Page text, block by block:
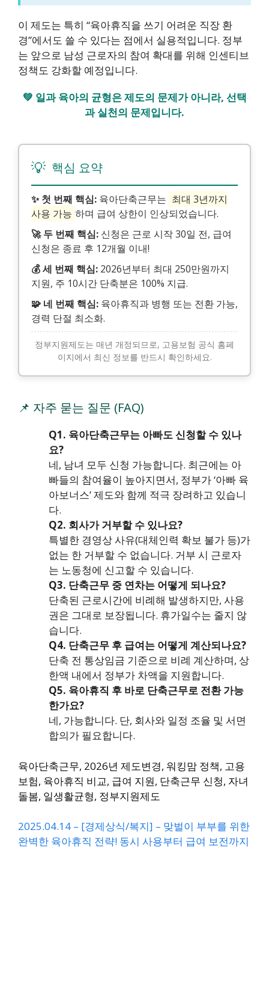
이 제도는 특히 “육아휴직을 쓰기 어려운 직장 환
경”에서도 쓸 수 있다는 점에서 실용적입니다. 정부
는 앞으로 남성 근로자의 참여 확대를 위해 인센티브
정책도 강화할 예정입니다.
💚 일과 육아의 균형은 제도의 문제가 아니라, 선택
과 실천의 문제입니다.
💡 핵심 요약
✨ 첫 번째 핵심: 육아단축근무는 최대 3년까지
사용 가능 하며 급여 상한이 인상되었습니다.
🚀 두 번째 핵심: 신청은 근로 시작 30일 전, 급여
신청은 종료 후 12개월 이내!
💰 세 번째 핵심: 2026년부터 최대 250만원까지
지원, 주 10시간 단축분은 100% 지급.
🧩 네 번째 핵심: 육아휴직과 병행 또는 전환 가능,
경력 단절 최소화.
정부지원제도는 매년 개정되므로, 고용보험 공식 홈페
이지에서 최신 정보를 반드시 확인하세요.
📌 자주 묻는 질문 (FAQ)
Q1. 육아단축근무는 아빠도 신청할 수 있나
요?
네, 남녀 모두 신청 가능합니다. 최근에는 아
빠들의 참여율이 높아지면서, 정부가 ‘아빠 육
아보너스’ 제도와 함께 적극 장려하고 있습니
다.
Q2. 회사가 거부할 수 있나요?
특별한 경영상 사유(대체인력 확보 불가 등)가
없는 한 거부할 수 없습니다. 거부 시 근로자
는 노동청에 신고할 수 있습니다.
Q3. 단축근무 중 연차는 어떻게 되나요?
단축된 근로시간에 비례해 발생하지만, 사용
권은 그대로 보장됩니다. 휴가일수는 줄지 않
습니다.
Q4. 단축근무 후 급여는 어떻게 계산되나요?
단축 전 통상임금 기준으로 비례 계산하며, 상
한액 내에서 정부가 차액을 지원합니다.
Q5. 육아휴직 후 바로 단축근무로 전환 가능
한가요?
네, 가능합니다. 단, 회사와 일정 조율 및 서면
합의가 필요합니다.
육아단축근무, 2026년 제도변경, 워킹맘 정책, 고용
보험, 육아휴직 비교, 급여 지원, 단축근무 신청, 자녀
돌봄, 일생활균형, 정부지원제도
2025.04.14 – [경제상식/복지] – 맞벌이 부부를 위한
완벽한 육아휴직 전략! 동시 사용부터 급여 보전까지